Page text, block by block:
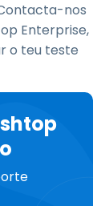
nos
Enterprise,
o teu teste